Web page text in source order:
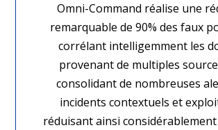
Omni-Command réalise une
remarquable de 90% des faux
corrélant intelligemment les
provenant de multiples
consolidant de nombreuses
incidents contextuels et
réduisant ainsi